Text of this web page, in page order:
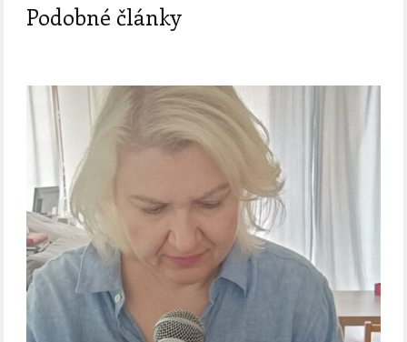
Podobné články